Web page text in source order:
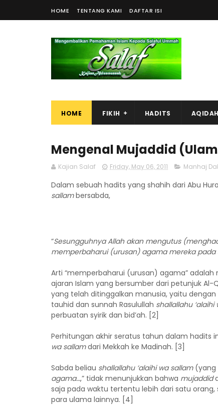
HOME TENTANG KAMI DAFTAR ISI
HOME FIKIH HADITS AQIDAH
Mengenal Mujaddid
Kajian Salaf Friday, May 06, 2011 Manhaj
Dalam sebuah hadits yang shahih dari Abu
sallambersabda,
“Sesungguhnya Allah akan mengutus
memperbaharui (urusan) agama mereka pada
Arti “memperbaharui (urusan) agama”
ajaran Islam yang bersumber dari petunjuk Al-
yang telah ditinggalkan manusia, yaitu
tauhid dan sunnah Rasulullah shallallahu ‘alaihi
perbuatan syirik dan bid’ah. [2]
Perhitungan akhir seratus tahun dalam hadits
wa sallamdari Mekkah ke Madinah. [3]
Sabda beliau shallallahu ‘alaihi wa sallam(yang
agama…,” tidak menunjukkan bahwa mujaddid
saja pada waktu tertentu lebih dari satu
para ulama lainnya. [4]